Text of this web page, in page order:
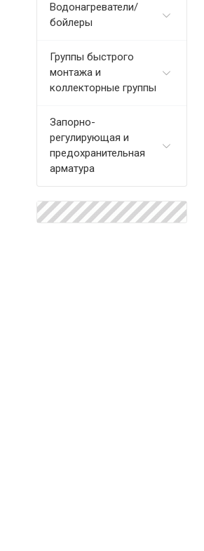
Водонагреватели/
бойлеры
Группы быстрого
монтажа и
коллекторные группы
Запорно-
регулирующая и
предохранительная
арматура